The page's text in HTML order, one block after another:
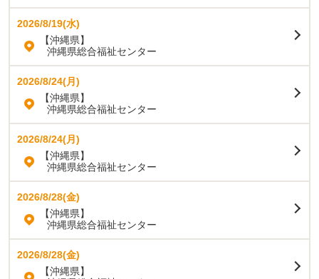
2026/8/19(水)
【沖縄県】
沖縄県総合福祉センター
2026/8/24(月)
【沖縄県】
沖縄県総合福祉センター
2026/8/24(月)
【沖縄県】
沖縄県総合福祉センター
2026/8/28(金)
【沖縄県】
沖縄県総合福祉センター
2026/8/28(金)
【沖縄県】